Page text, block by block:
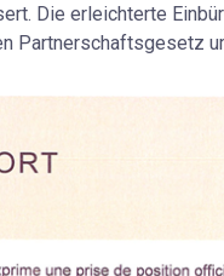
Die erleichterte
Partnerschaftsgesetz